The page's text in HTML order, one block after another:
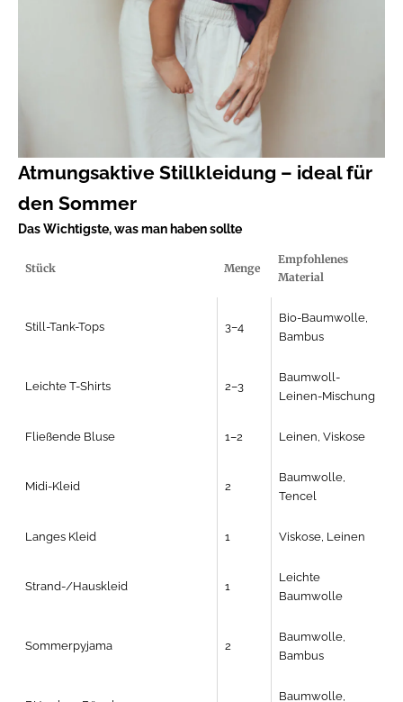
Atmungsaktive Stillkleidung – ideal für
den Sommer
Das Wichtigste, was man haben sollte
Stück Menge
Empfohlenes
Material
Still-Tank-Tops 3–4
Bio-Baumwolle,
Bambus
Leichte T-Shirts 2–3
Baumwoll-
Leinen-Mischung
Fließende Bluse 1–2 Leinen, Viskose
Midi-Kleid 2
Baumwolle,
Tencel
Langes Kleid 1 Viskose, Leinen
Strand-/Hauskleid 1
Leichte
Baumwolle
Sommerpyjama 2
Baumwolle,
Bambus
Baumwolle,